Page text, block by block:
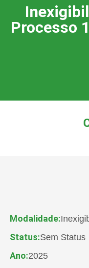
Processo
Modalidade:
Status:Sem Status
Ano:2025